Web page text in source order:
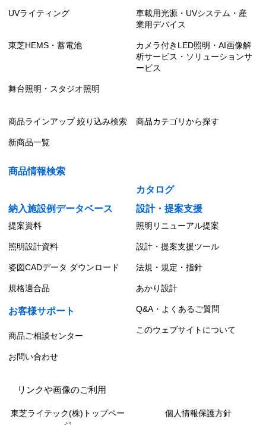
UVライティング
車載用光源・UVシステム・産
業用デバイス
東芝HEMS・蓄電池
カメラ付きLED照明・AI画像解
析サービス・ソリューションサ
ービス
舞台照明・スタジオ照明
商品ラインアップ 絞り込み検索 商品カテゴリから探す
新商品一覧
商品情報検索
カタログ
納入施設例データベース
設計・提案支援
提案資料 照明リニューアル提案
照明設計資料 設計・提案支援ツール
姿図CADデータ ダウンロード 法規・規定・指針
規格適合品 あかり設計
お客様サポート Q&A・よくあるご質問
商品ご相談センター
このウェブサイトについて
お問い合わせ
リンクや画像のご利用
東芝ライテック(株)トップペー
個人情報保護方針